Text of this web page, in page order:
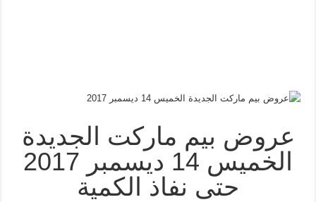
عروض بيم ماركت الجديدة
الخميس 14 ديسمبر 2017
حتى نفاذ الكمية